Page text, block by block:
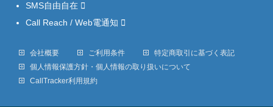
SMS自由自在
Call Reach / Web電通知
会社概要 ご利用条件
特定商取引に基づく表記
個人情報保護方針・個人情報の取り扱いについて
CallTracker利用規約